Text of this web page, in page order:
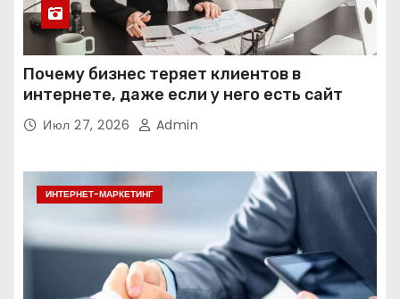
Почему бизнес теряет клиентов в
интернете, даже если у него есть сайт
Июл 27, 2026 Admin
ИНТЕРНЕТ-МАРКЕТИНГ